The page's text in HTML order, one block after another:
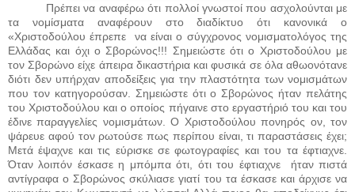
Πρέπει να αναφέρω ότι πολλοί γνωστοί που ασχολούνται με
τα νομίσματα αναφέρουν στο διαδίκτυο ότι κανονικά ο
«Χριστοδούλου έπρεπε
να είναι ο σύγχρονος νομισματολόγος της
Ελλάδας και όχι ο Σβορώνος!!! Σημειώστε ότι ο Χριστοδούλου με
τον Σβορώνο είχε άπειρα δικαστήρια και φυσικά σε όλα αθωονότανε
διότι δεν υπήρχαν αποδείξεις για την πλαστότητα των νομισμάτων
που τον κατηγορούσαν. Σημειώστε ότι ο Σβορώνος ήταν πελάτης
του Χριστοδούλου και ο οποίος πήγαινε στο εργαστήριό του και του
έδινε παραγγελίες νομισμάτων. Ο Χριστοδούλου πονηρός ον, τον
ψάρευε αφού τον ρωτούσε πως περίπου είναι, τι παραστάσεις έχει;
Μετά έψαχνε και τις εύρισκε σε φωτογραφίες και του τα έφτιαχνε.
Όταν λοιπόν έσκασε η μπόμπα ότι, ότι του έφτιαχνε
ήταν πιστά
αντίγραφα ο Σβορώνος σκύλιασε γιατί του τα έσκασε και άρχισε να